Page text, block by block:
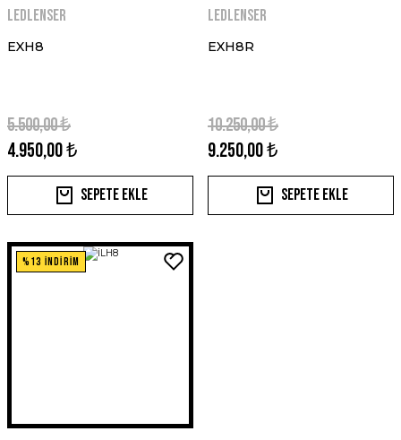
Ledlenser
EXH8
4.950,00 ₺
5.500,00 ₺
Sepete Ekle
Ledlenser
EXH8R
9.250,00 ₺
10.250,00 ₺
Sepete Ekle
%13 İNDİRİM